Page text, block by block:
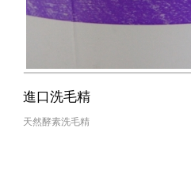
進口洗毛精
天然酵素洗毛精